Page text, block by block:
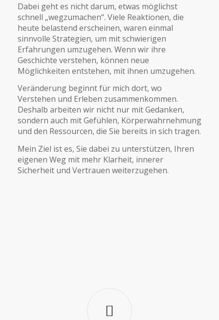
Dabei geht es nicht darum, etwas möglichst
schnell „wegzumachen“. Viele Reaktionen, die
heute belastend erscheinen, waren einmal
sinnvolle Strategien, um mit schwierigen
Erfahrungen umzugehen. Wenn wir ihre
Geschichte verstehen, können neue
Möglichkeiten entstehen, mit ihnen umzugehen.
Veränderung beginnt für mich dort, wo
Verstehen und Erleben zusammenkommen.
Deshalb arbeiten wir nicht nur mit Gedanken,
sondern auch mit Gefühlen, Körperwahrnehmung
und den Ressourcen, die Sie bereits in sich tragen.
Mein Ziel ist es, Sie dabei zu unterstützen, Ihren
eigenen Weg mit mehr Klarheit, innerer
Sicherheit und Vertrauen weiterzugehen.